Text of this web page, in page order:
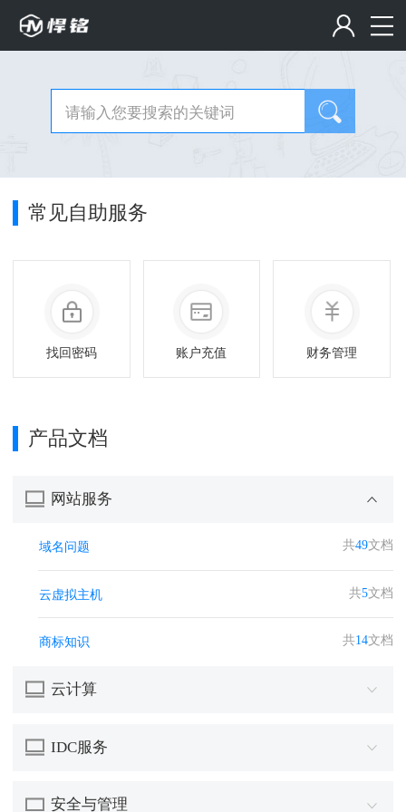
常见自助服务
找回密码 账户充值 财务管理
产品文档
网站服务
域名问题 共49文档
云虚拟主机 共5文档
商标知识 共14文档
云计算
IDC服务
安全与管理